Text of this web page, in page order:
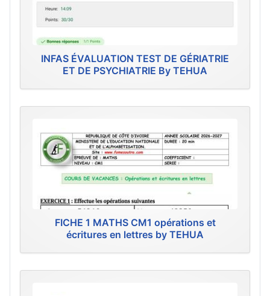
INFAS ÉVALUATION TEST DE GÉRIATRIE
ET DE PSYCHIATRIE By TEHUA
FICHE 1 MATHS CM1 opérations et
écritures en lettres by TEHUA